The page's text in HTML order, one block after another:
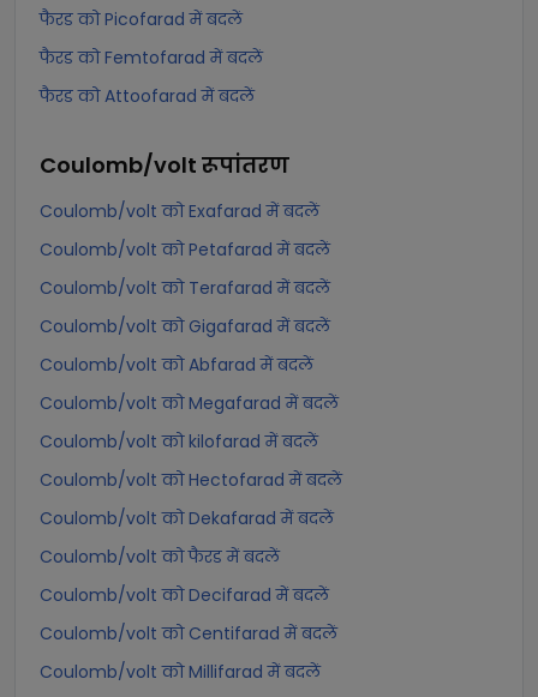
फैरड को Picofarad में बदलें
फैरड को Femtofarad में बदलें
फैरड को Attoofarad में बदलें
Coulomb/volt रूपांतरण
Coulomb/volt को Exafarad में बदलें
Coulomb/volt को Petafarad में बदलें
Coulomb/volt को Terafarad में बदलें
Coulomb/volt को Gigafarad में बदलें
Coulomb/volt को Abfarad में बदलें
Coulomb/volt को Megafarad में बदलें
Coulomb/volt को kilofarad में बदलें
Coulomb/volt को Hectofarad में बदलें
Coulomb/volt को Dekafarad में बदलें
Coulomb/volt को फैरड में बदलें
Coulomb/volt को Decifarad में बदलें
Coulomb/volt को Centifarad में बदलें
Coulomb/volt को Millifarad में बदलें